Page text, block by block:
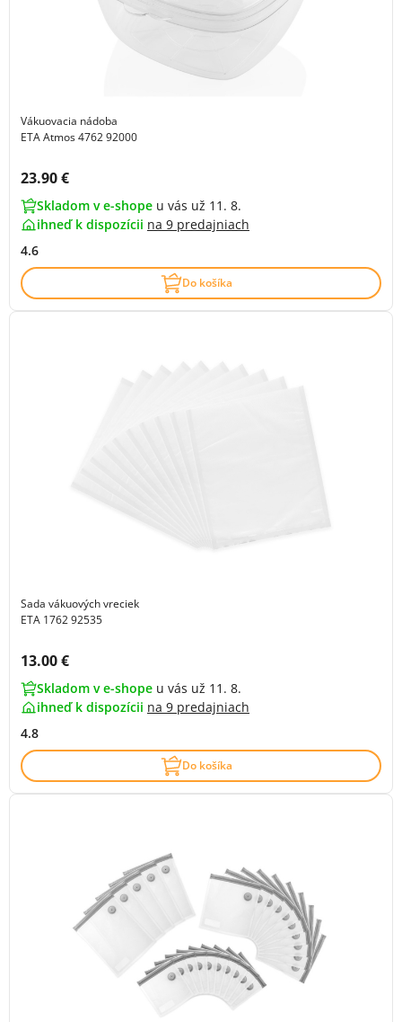
Vákuovacia nádoba
ETA Atmos 4762 92000
Cena s DPH:
23.90 €
Skladom v e-shope u vás už 11. 8.
ihneď k dispozícii na 9 predajniach
4.6
Do košíka
Sada vákuových vreciek
ETA 1762 92535
Cena s DPH:
13.00 €
Skladom v e-shope u vás už 11. 8.
ihneď k dispozícii na 9 predajniach
4.8
Do košíka